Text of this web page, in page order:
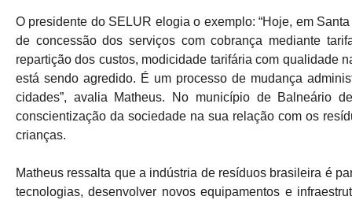
O presidente do SELUR elogia o exemplo: “Hoje, em
de concessão dos serviços com cobrança mediante
repartição dos custos, modicidade tarifária com qualidade
está sendo agredido. É um processo de mudança
cidades”, avalia Matheus. No município de Balneário
conscientização da sociedade na sua relação com os
crianças.
Matheus ressalta que a indústria de resíduos brasileira é
tecnologias, desenvolver novos equipamentos e